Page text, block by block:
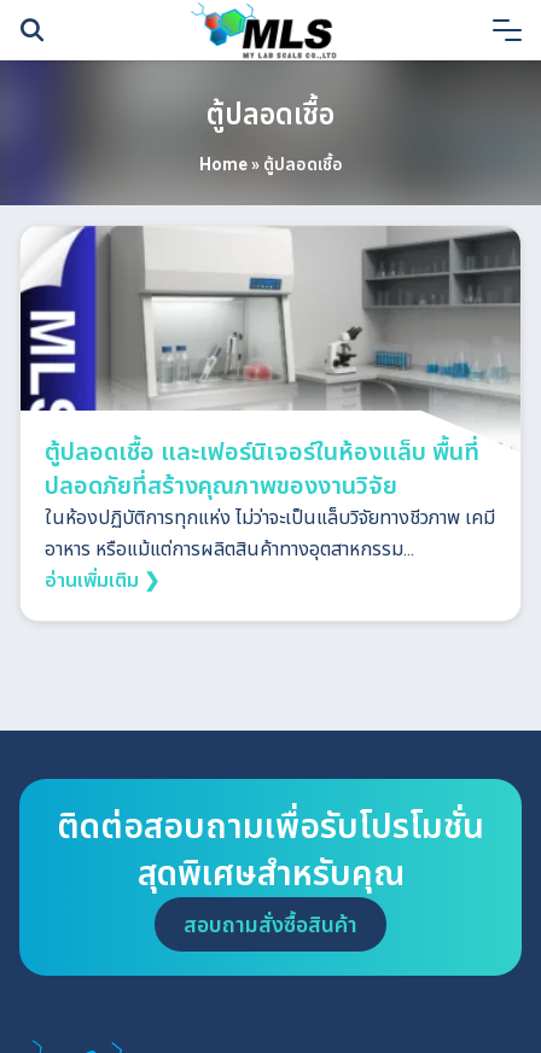
Skip
ตู้ปลอดเชื้อ
Home» ตู้ปลอดเชื้อ
ตู้ปลอดเชื้อ และเฟอร์นิเจอร์ในห้องแล็บ พื้นที่
ปลอดภัยที่สร้างคุณภาพของงานวิจัย
ในห้องปฏิบัติการทุกแห่ง ไม่ว่าจะเป็นแล็บวิจัยทางชีวภาพ เคมี
อาหาร หรือแม้แต่การผลิตสินค้าทางอุตสาหกรรม...
อ่านเพิ่มเติม ❯
ติดต่อสอบถามเพื่อรับโปรโมชั่น
สุดพิเศษสำหรับคุณ
สอบถามสั่งซื้อสินค้า